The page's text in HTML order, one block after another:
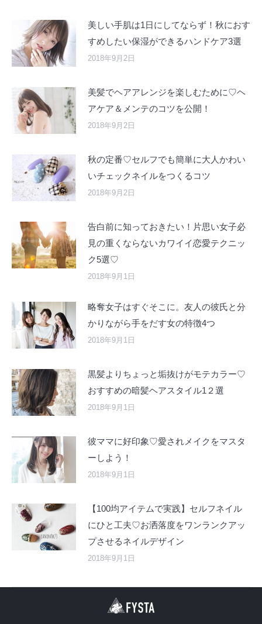
美しい手肌は1日にしてならず！秋におす
すめしたい保湿ができるハンドケア3選
2018年9月2日
美髪でヘアアレンジを楽しむために♡ヘ
アケア＆メンテのコツを公開！
2018年9月2日
秋の定番♡セルフでも簡単に大人かわい
いチェックネイルをつくるコツ
2018年9月2日
告白前に知っておきたい！片思い女子必
見の重くならないカワイイ恋愛テクニッ
ク5選♡
2018年9月1日
略奪女子はすぐそこに。友人の彼氏と分
かりながら手をだす女の特徴4つ
2018年9月1日
黒髪よりちょっと垢抜けがモテカラー♡
おすすめの暗髪ヘアスタイル1２選
2018年9月1日
彼ママに好印象♡愛されメイクをマスタ
ーしよう！
2018年9月1日
【100均アイテムで実践】セルフネイル
にひと工夫♡お洒落度をワンランクアッ
プさせるネイルデザイン
2018年9月1日